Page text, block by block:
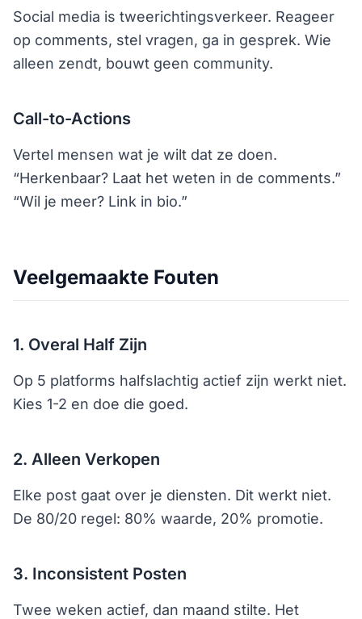
Social media is tweerichtingsverkeer. Reageer
op comments, stel vragen, ga in gesprek. Wie
alleen zendt, bouwt geen community.
Call-to-Actions
Vertel mensen wat je wilt dat ze doen.
“Herkenbaar? Laat het weten in de comments.”
“Wil je meer? Link in bio.”
Veelgemaakte Fouten
1. Overal Half Zijn
Op 5 platforms halfslachtig actief zijn werkt niet.
Kies 1-2 en doe die goed.
2. Alleen Verkopen
Elke post gaat over je diensten. Dit werkt niet.
De 80/20 regel: 80% waarde, 20% promotie.
3. Inconsistent Posten
Twee weken actief, dan maand stilte. Het